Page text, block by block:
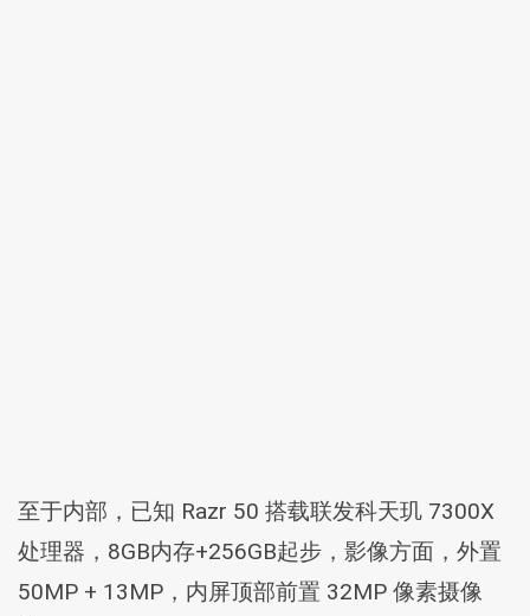
至于内部，已知 Razr 50 搭载联发科天玑 7300X
处理器，8GB内存+256GB起步，影像方面，外置
50MP + 13MP，内屏顶部前置 32MP 像素摄像